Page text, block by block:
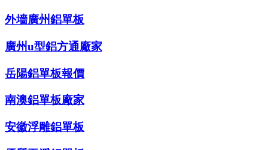
外墻廣州鋁單板
廣州u型鋁方通廠家
岳陽鋁單板報價
南澳鋁單板廠家
安徽浮雕鋁單板